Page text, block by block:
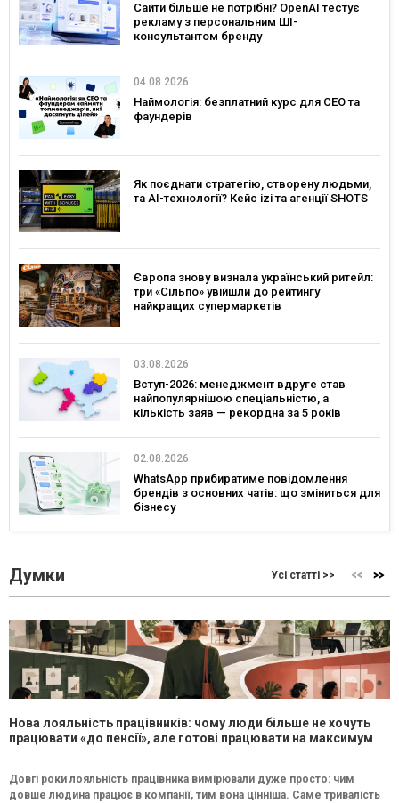
Сайти більше не потрібні? OpenAI тестує
рекламу з персональним ШІ-
консультантом бренду
04.08.2026
Наймологія: безплатний курс для CEO та
фаундерів
Як поєднати стратегію, створену людьми,
та AI-технології? Кейс izi та агенції SHOTS
Європа знову визнала український ритейл:
три «Сільпо» увійшли до рейтингу
найкращих супермаркетів
03.08.2026
Вступ-2026: менеджмент вдруге став
найпопулярнішою спеціальністю, а
кількість заяв — рекордна за 5 років
02.08.2026
WhatsApp прибиратиме повідомлення
брендів з основних чатів: що зміниться для
бізнесу
Думки Усі статті >>
Нова лояльність працівників: чому люди більше не хочуть
працювати «до пенсії», але готові працювати на максимум
Довгі роки лояльність працівника вимірювали дуже просто: чим
довше людина працює в компанії, тим вона цінніша. Саме тривалість